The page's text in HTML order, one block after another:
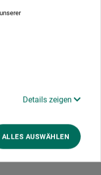
Details zeigen
ALLES AUSWÄHLEN